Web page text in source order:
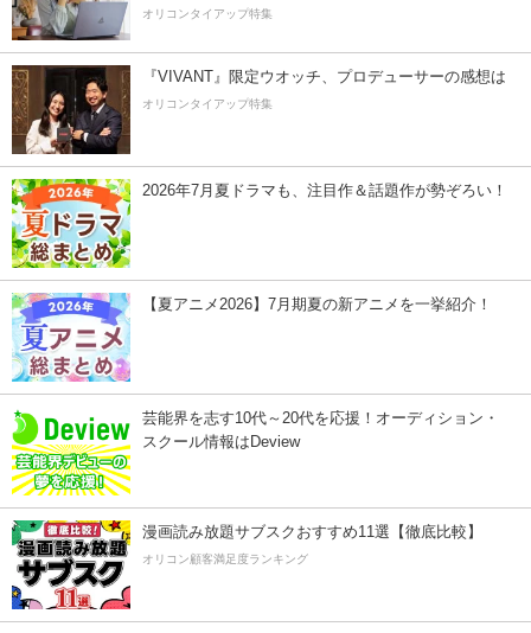
オリコンタイアップ特集
『VIVANT』限定ウオッチ、プロデューサーの感想は
オリコンタイアップ特集
2026年7月夏ドラマも、注目作＆話題作が勢ぞろい！
【夏アニメ2026】7月期夏の新アニメを一挙紹介！
芸能界を志す10代～20代を応援！オーディション・
スクール情報はDeview
漫画読み放題サブスクおすすめ11選【徹底比較】
オリコン顧客満足度ランキング